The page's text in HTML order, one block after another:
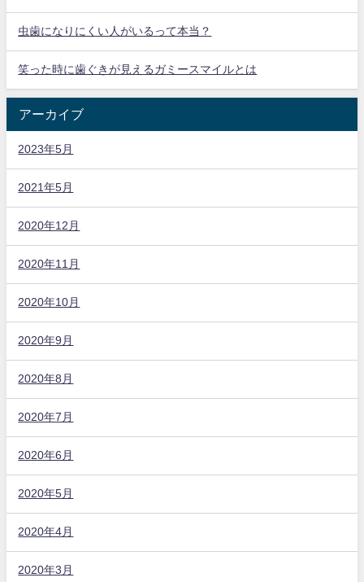
虫歯になりにくい人がいるって本当？
笑った時に歯ぐきが見えるガミースマイルとは
アーカイブ
2023年5月
2021年5月
2020年12月
2020年11月
2020年10月
2020年9月
2020年8月
2020年7月
2020年6月
2020年5月
2020年4月
2020年3月